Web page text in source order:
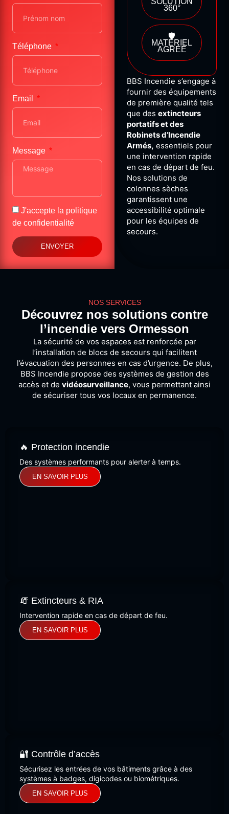
Téléphone
Email
Message
J'accepte la politique
de confidentialité
ENVOYER
360°
🛡️
MATÉRIEL
AGRÉÉ
BBS Incendie s’engage à
fournir des équipements
de première qualité tels
que des extincteurs
portatifs et des
Robinets d’Incendie
Armés, essentiels pour
une intervention rapide
en cas de départ de feu.
Nos solutions de
colonnes sèches
garantissent une
accessibilité optimale
pour les équipes de
secours.
NOS SERVICES
Découvrez nos solutions contre
l’incendie vers Ormesson
La sécurité de vos espaces est renforcée par
l’installation de blocs de secours qui facilitent
l’évacuation des personnes en cas d’urgence. De plus,
BBS Incendie propose des systèmes de gestion des
accès et de vidéosurveillance, vous permettant ainsi
de sécuriser tous vos locaux en permanence.
🔥 Protection incendie
Des systèmes performants pour alerter à temps.
EN SAVOIR PLUS
🧯 Extincteurs & RIA
Intervention rapide en cas de départ de feu.
EN SAVOIR PLUS
🔐 Contrôle d’accès
Sécurisez les entrées de vos bâtiments grâce à des
systèmes à badges, digicodes ou biométriques.
EN SAVOIR PLUS